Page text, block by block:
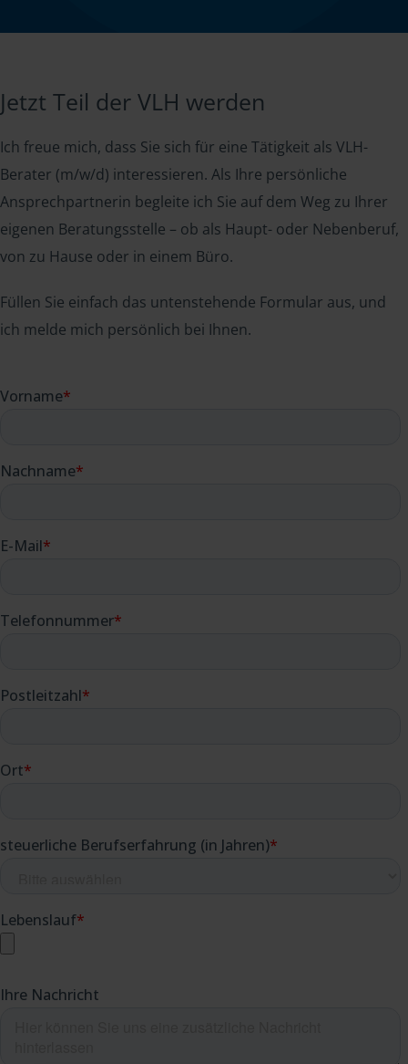
Jetzt Teil der VLH werden
Ich freue mich, dass Sie sich für eine Tätigkeit als VLH-
Berater (m/w/d) interessieren. Als Ihre persönliche
Ansprechpartnerin begleite ich Sie auf dem Weg zu Ihrer
eigenen Beratungsstelle – ob als Haupt- oder Nebenberuf,
von zu Hause oder in einem Büro.
Füllen Sie einfach das untenstehende Formular aus, und
ich melde mich persönlich bei Ihnen.